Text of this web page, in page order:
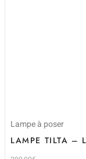
Lampe à poser
LAMPE TILTA –